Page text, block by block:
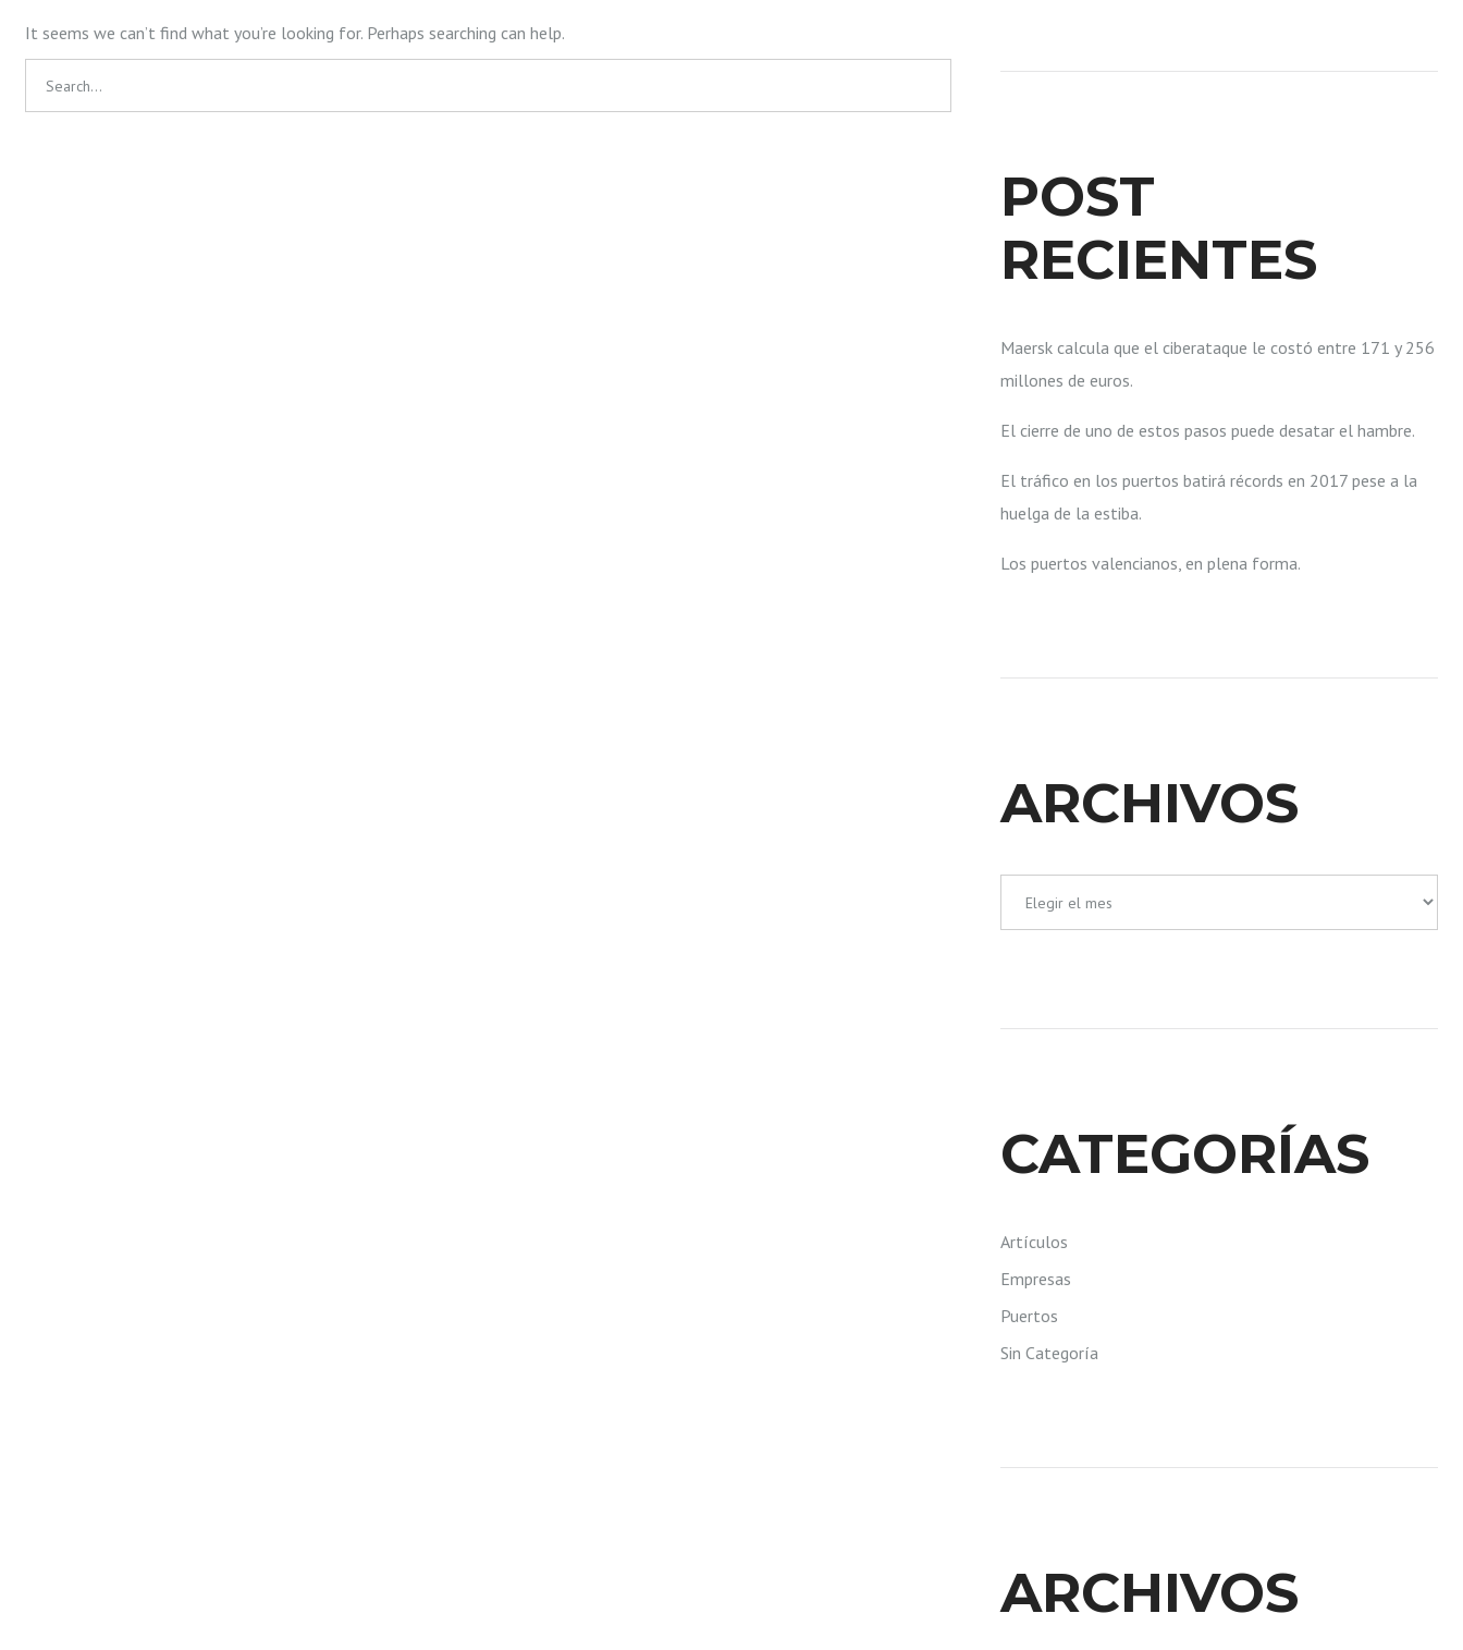
It seems we can’t find what you’re looking for. Perhaps searching can help.
for:
POST
RECIENTES
Maersk calcula que el ciberataque le costó entre 171 y 256
millones de euros.
El cierre de uno de estos pasos puede desatar el hambre.
El tráfico en los puertos batirá récords en 2017 pese a la
huelga de la estiba.
Los puertos valencianos, en plena forma.
ARCHIVOS
CATEGORÍAS
Artículos
Empresas
Puertos
Sin Categoría
ARCHIVOS